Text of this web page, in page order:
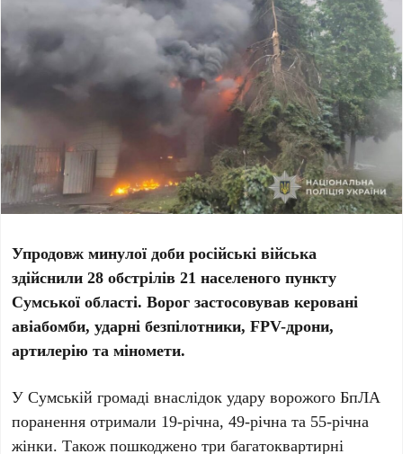
Упродовж минулої доби російські війська
здійснили 28 обстрілів 21 населеного пункту
Сумської області. Ворог застосовував керовані
авіабомби, ударні безпілотники, FPV-дрони,
артилерію та міномети.
У Сумській громаді внаслідок удару ворожого БпЛА
поранення отримали 19-річна, 49-річна та 55-річна
жінки. Також пошкоджено три багатоквартирні